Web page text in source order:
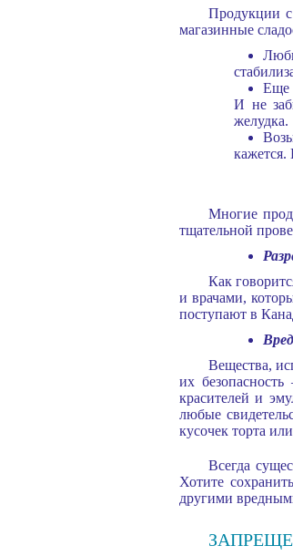
Продукции
магазинные
Еще
И не
желудка.
кажется.
Многие
тщательной
Как
и врачами,
поступают в
Вещества,
их
красителей и
любые
кусочек торта
Всегда
Хотите
другими